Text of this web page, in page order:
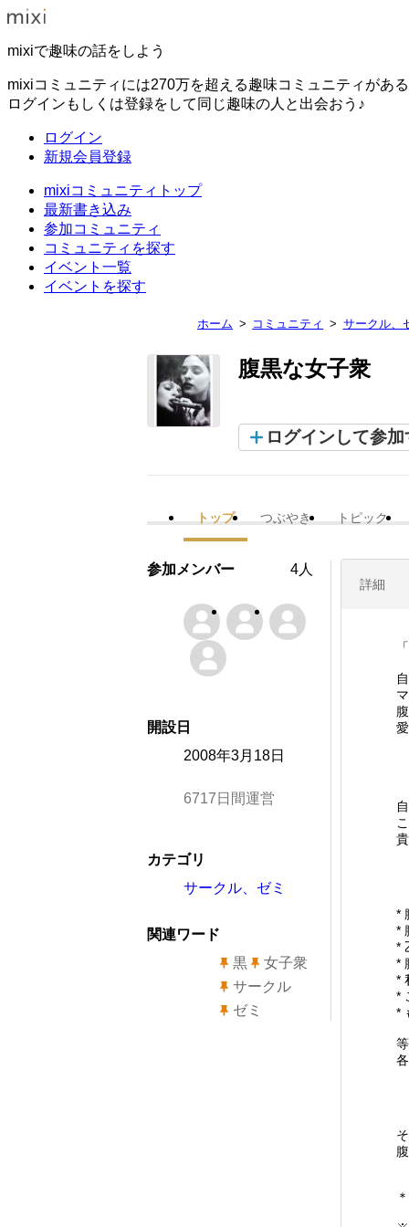
mixiで趣味の話をしよう
mixiコミュニティには270万を超える趣味コミュニティがあ
ログインもしくは登録をして同じ趣味の人と出会おう♪
ログイン
新規会員登録
mixiコミュニティトップ
最新書き込み
参加コミュニティ
コミュニティを探す
イベント一覧
イベントを探す
ホーム コミュニティ サークル、
腹黒な女子衆
ログインして参加
トップ つぶやき トピック
詳細
*
*
*
*
*
*
*
参加メンバー 4人
開設日
2008年3月18日
6717日間運営
カテゴリ
サークル、ゼミ
関連ワード
黒
女子衆
サークル
ゼミ